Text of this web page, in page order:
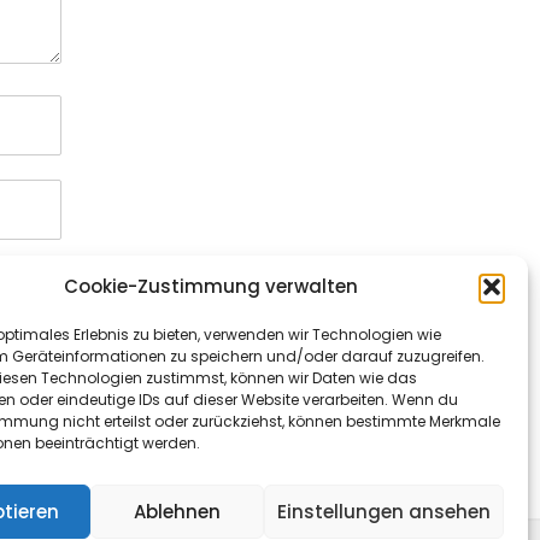
Cookie-Zustimmung verwalten
Erlebnis zu bieten, verwenden wir Technologien wie
Geräteinformationen zu speichern und/oder darauf zuzugreifen.
Technologien zustimmst, können wir Daten wie das
oder eindeutige IDs auf dieser Website verarbeiten. Wenn du
nicht erteilst oder zurückziehst, können bestimmte Merkmale
beeinträchtigt werden.
Ablehnen Einstellungen ansehen